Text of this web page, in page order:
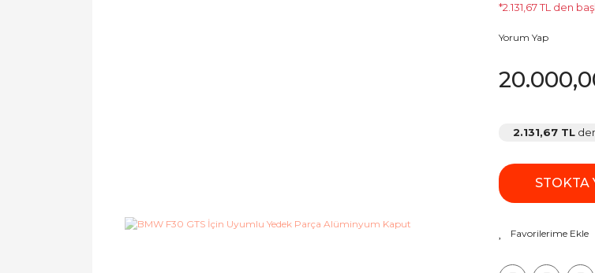
*2.131,67 TL den
Yorum Yap
2.131,67 TL
STOKTA